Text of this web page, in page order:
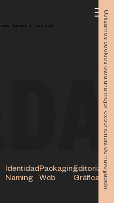
Utilizamos cookies para una mejor experiencia de navegación.
del Amo
IdentidadPackagingEditorial
Naming
Web Gráfica